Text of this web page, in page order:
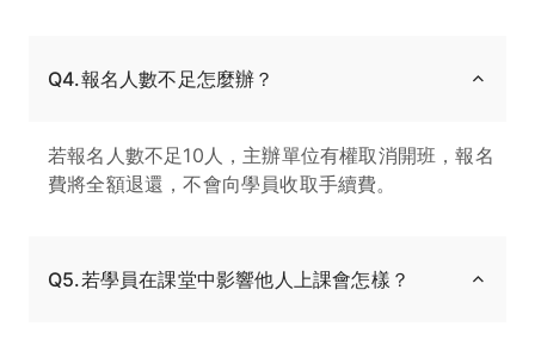
Q4.報名人數不足怎麼辦？
若報名人數不足10人，主辦單位有權取消開班，報名
費將全額退還，不會向學員收取手續費。
Q5.若學員在課堂中影響他人上課會怎樣？